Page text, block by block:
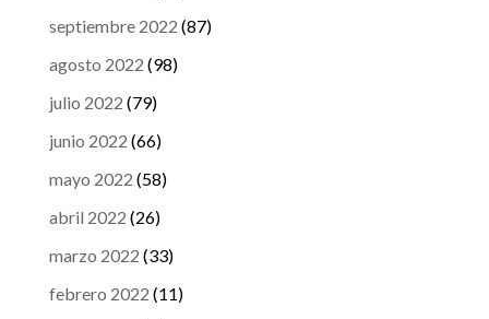
septiembre 2022 (87)
agosto 2022 (98)
julio 2022 (79)
junio 2022 (66)
mayo 2022 (58)
abril 2022 (26)
marzo 2022 (33)
febrero 2022 (11)